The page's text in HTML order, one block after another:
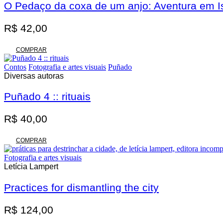
O Pedaço da coxa de um anjo: Aventura em
R$ 42,00
COMPRAR
Contos Fotografia e artes visuais Puñado
Diversas autoras
Puñado 4 :: rituais
R$ 40,00
COMPRAR
Fotografia e artes visuais
Letícia Lampert
Practices for dismantling the city
R$ 124,00